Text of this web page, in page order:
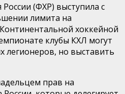
(ФХР) выступила с
лимита на
хоккейной
клубы КХЛ могут
легионеров, но выставить
прав на